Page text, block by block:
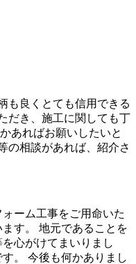
も良くとても信用できる
だき、施工に関しても丁
あればお願いしたいと
の相談があれば、紹介さ
ーム工事をご用命いた
す。 地元であることを
心がけてまいりまし
。 今後も何かありまし